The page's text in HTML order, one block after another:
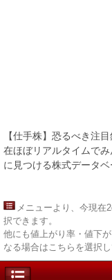
【仕手株】恐るべき注
在ほぼリアルタイムで
に見つける株式データベ
メニューより、今現在
択できます。
他にも値上がり率・値下
なる場合はこちらを選択し